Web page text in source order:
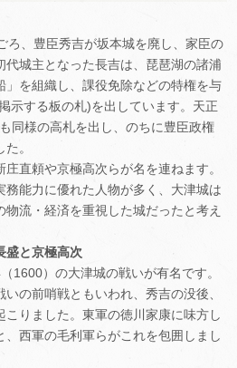
、豊臣秀吉が坂本城を廃し、家臣の
城主となった長吉は、琵琶湖の諸浦
」を組織し、課役免除などの特権を与
示する板の札)を出しています。天正
同様の高札を出し、のちに豊臣政権
。
直頼や京極高次らが名を連ねます。
務能力に優れた人物が多く、大津城は
流・経済を重視した城だったと考え
盛と京極高次
1600）の大津城の戦いが有名です。
の前哨戦ともいわれ、秀吉の没後、
りました。東軍の徳川家康に味方し
西軍の毛利軍らがこれを包囲しまし